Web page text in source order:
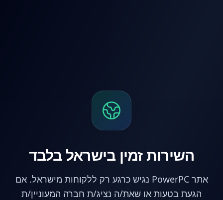
השירות זמין בישראל בלבד
אתר PowerPC נגיש כרגע רק ללקוחות מישראל. אם
הגעת בטעות או שאת/ה נציג/ת חברה המעוניין/ת